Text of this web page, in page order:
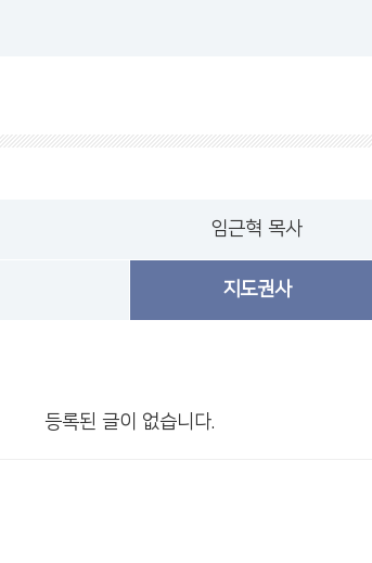
임근혁 목사
지도권사
등록된 글이 없습니다.